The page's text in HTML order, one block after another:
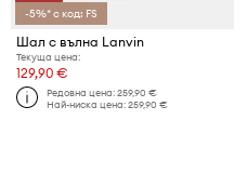
-5%* с код: FS
Шал с вълна Lanvin
Текуща цена:
129,90 €
Редовна цена:259,90 €
Най-ниска цена:259,90 €